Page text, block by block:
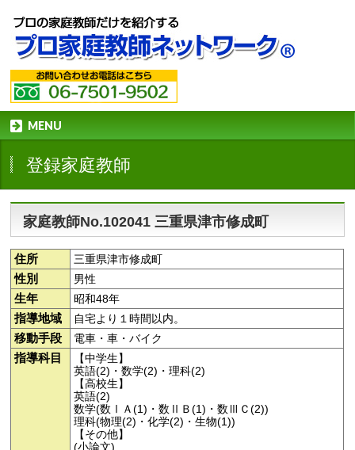
MENU
登録家庭教師
家庭教師No.102041 三重県津市修成町
住所 三重県津市修成町
性別 男性
生年 昭和48年
指導地域 自宅より１時間以内。
移動手段 電車・車・バイク
指導科目
【中学生】
英語(2)・数学(2)・理科(2)
【高校生】
英語(2)
数学(数ⅠＡ(1)・数ⅡＢ(1)・数ⅢＣ(2))
理科(物理(2)・化学(2)・生物(1))
【その他】
(小論文)